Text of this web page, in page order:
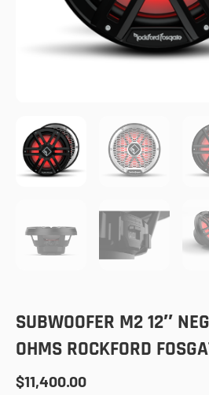
SUBWOOFER M2 12″
OHMS ROCKFORD
$11,400.00